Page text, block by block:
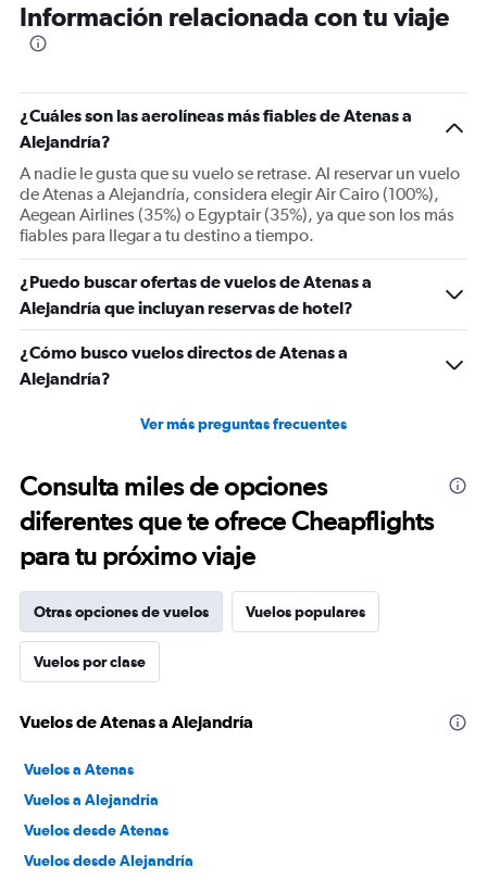
categories.
The
Y
axis
displaying
Number
of
flights.
Range:
to
4.5.
Información relacionada con tu viaje
¿Cuáles son las aerolíneas más fiables de Atenas a
Alejandría?
A nadie le gusta que su vuelo se retrase. Al reservar un vuelo
de Atenas a Alejandría, considera elegir Air Cairo (100%),
Aegean Airlines (35%) o Egyptair (35%), ya que son los más
fiables para llegar a tu destino a tiempo.
¿Puedo buscar ofertas de vuelos de Atenas a
Alejandría que incluyan reservas de hotel?
¿Cómo busco vuelos directos de Atenas a
Alejandría?
Ver más preguntas frecuentes
Consulta miles de opciones
diferentes que te ofrece Cheapflights
para tu próximo viaje
Otras opciones de vuelos Vuelos populares
Vuelos por clase
Vuelos de Atenas a Alejandría
Vuelos a Atenas
Vuelos a Alejandría
Vuelos desde Atenas
Vuelos desde Alejandría